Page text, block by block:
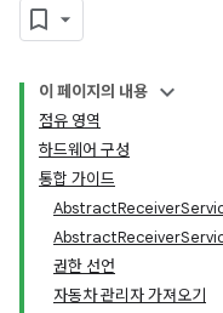
이 페이지의 내용
점유 영역
하드웨어 구성
통합 가이드
권한 선언
자동차 관리자 가져오기